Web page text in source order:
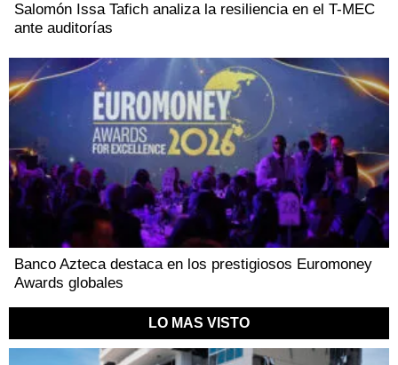
Salomón Issa Tafich analiza la resiliencia en el T-MEC
ante auditorías
Banco Azteca destaca en los prestigiosos Euromoney
Awards globales
LO MAS VISTO